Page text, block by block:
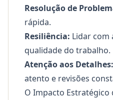
Resolução de
rápida.
Resiliência: Lidar com
qualidade do trabalho.
Atenção aos Detalhes:
atento e revisões
O Impacto Estratégico